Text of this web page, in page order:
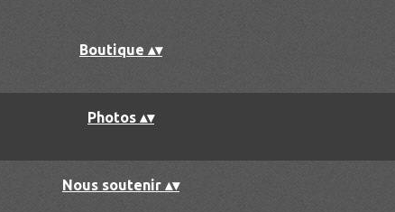
Boutique ▴▾
Photos ▴▾
Nous soutenir ▴▾